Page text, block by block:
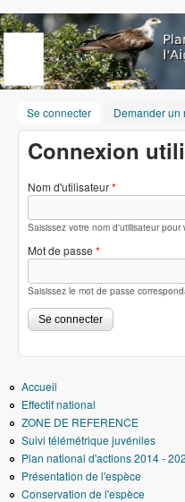
Aller au
Se connecter (onglet actif)
Demander un
Connexion
Nom d'utilisateur*
Saisissez votre nom d'utilisateur pour
Mot de passe *
Saisissez le mot de passe
Accueil
Effectif national
ZONE DE REFERENCE
Suivi télémétrique juvéniles
Plan national d'actions 2014 -
Présentation de l'espèce
Conservation de l'espèce